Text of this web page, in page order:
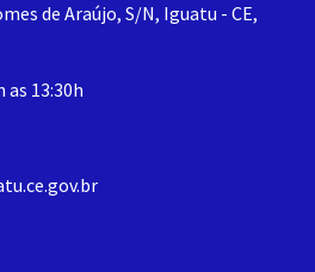
de Araújo, S/N, Iguatu - CE,
as 13:30h